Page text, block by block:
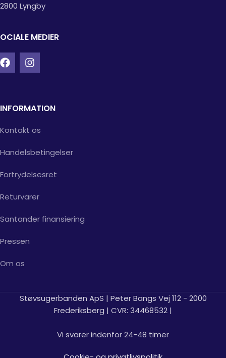
2800 Lyngby
MEDIER
INFORMATION
Kontakt os
Handelsbetingelser
Fortrydelsesret
Returvarer
Santander finansiering
Pressen
Om os
Støvsugerbanden ApS | Peter Bangs Vej 112 - 2000
Frederiksberg | CVR: 34468532 |
Vi svarer indenfor 24-48 timer